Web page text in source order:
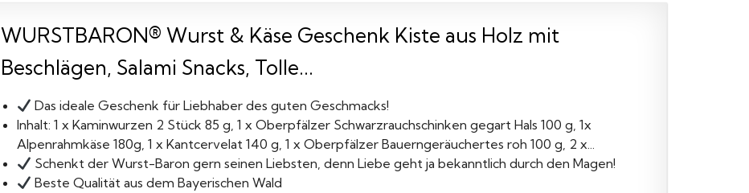
WURSTBARON® Wurst & Käse Geschenk Kiste aus Holz mit
Beschlägen, Salami Snacks, Tolle...
Das ideale Geschenk für Liebhaber des guten Geschmacks!
Inhalt: 1 x Kaminwurzen 2 Stück 85 g, 1 x Oberpfälzer Schwarzrauchschinken gegart Hals 100 g, 1x
Alpenrahmkäse 180g, 1 x Kantcervelat 140 g, 1 x Oberpfälzer Bauerngeräuchertes roh 100 g, 2 x...
Schenkt der Wurst-Baron gern seinen Liebsten, denn Liebe geht ja bekanntlich durch den Magen!
Beste Qualität aus dem Bayerischen Wald